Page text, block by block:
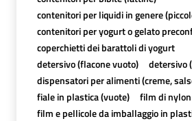
contenitori per liquidi in genere
contenitori per yogurt o gelato
coperchietti dei barattoli di yogurt
detersivo (flacone vuoto)
detersivo
dispensatori per alimenti (creme,
fiale in plastica (vuote)
film di nylon
film e pellicole da imballaggio in